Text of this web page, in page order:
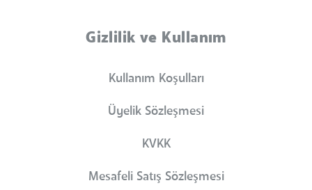
Gizlilik ve Kullanım
Kullanım Koşulları
Üyelik Sözleşmesi
KVKK
Mesafeli Satış Sözleşmesi